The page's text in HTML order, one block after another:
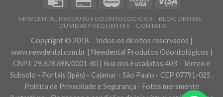
NEWDENTAL PRODUTOS ODONTOLÓGICOS
BLOG DENTAL
DÚVIDAS FREQUENTES
CONTATO
Copyright © 2018 - Todos os direitos reservados |
www.newdental.com.br | Newdental Produtos Odontológicos |
CNPJ: 29.678.698/0001-80 | Rua dos Eucaliptos,403 - Térreo e
Subsolo - Portais (Ipês) - Cajamar - São Paulo - CEP 07791-025 .
Política de Privacidade e Segurança - Fotos meramente